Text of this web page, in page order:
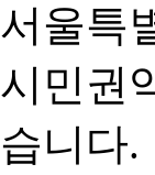
서울특
시민권
습니다.